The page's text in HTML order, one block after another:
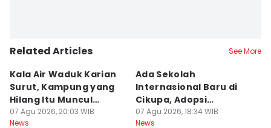
Related Articles See More
Kala Air Waduk Karian
Surut, Kampung yang
Hilang Itu Muncul
Kembali
07 Agu 2026, 20:03 WIB
News
Ada Sekolah
Internasional Baru di
Cikupa, Adopsi
Kurikulum Singapura
07 Agu 2026, 18:34 WIB
News